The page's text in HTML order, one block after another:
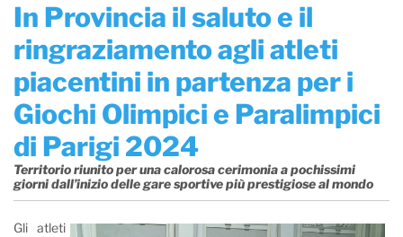
In Provincia il saluto e il
ringraziamento agli atleti
piacentini in partenza per i
Giochi Olimpici e Paralimpici
di Parigi 2024
Territorio riunito per una calorosa cerimonia a pochissimi
giorni dall’inizio delle gare sportive più prestigiose al mondo
Gli atleti